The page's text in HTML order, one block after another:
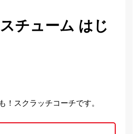
チューム はじ
！スクラッチコーチです。